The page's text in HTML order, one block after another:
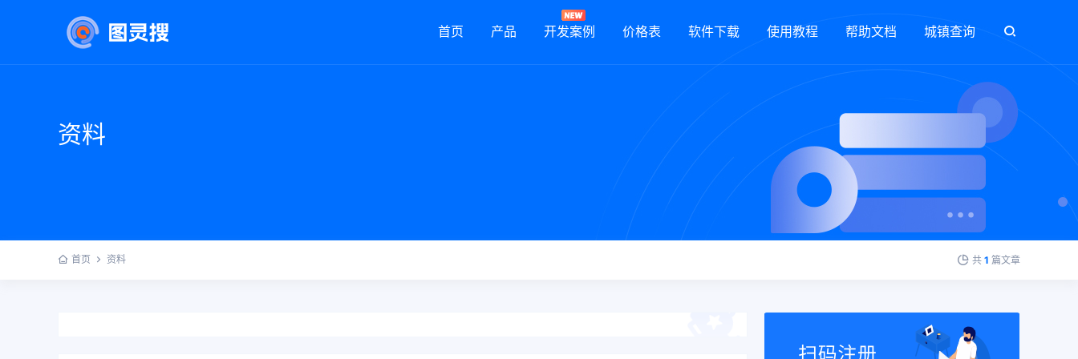
首页 产品 开发案例 价格表 软件下载 使用教程 帮助文档 城镇查询
资料
首页 资料 共 1 篇文章